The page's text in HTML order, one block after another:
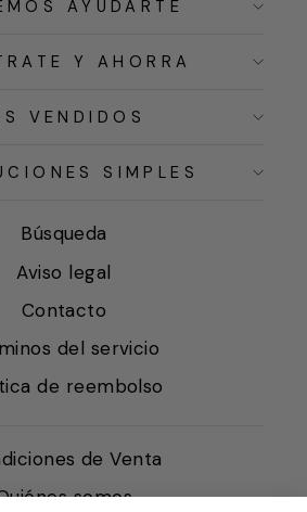
AYUDARTE
Y AHORRA
VENDIDOS
SIMPLES
Búsqueda
Aviso legal
Contacto
del servicio
de reembolso
de Venta
somos